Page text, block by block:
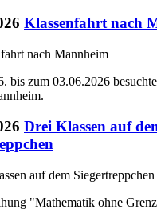
Klassenfahrt nach
bis zum 03.06.2026
Drei Klassen auf
"Mathematik ohne